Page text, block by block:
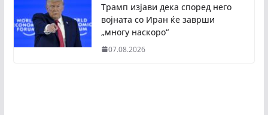
Трамп изјави дека според него
војната со Иран ќе заврши
„многу наскоро“
07.08.2026